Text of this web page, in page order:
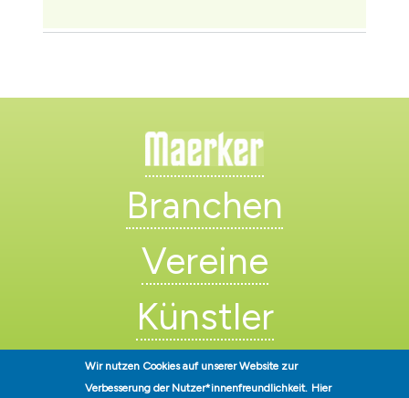
Branchen
Vereine
Künstler
Wir nutzen Cookies auf unserer Website zur
Verbesserung der Nutzer*innenfreundlichkeit. Hier